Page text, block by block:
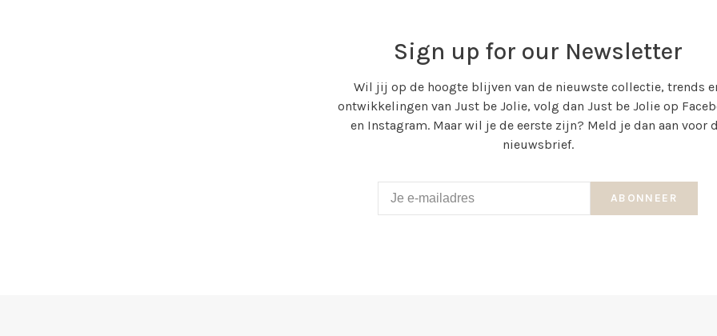
Sign up for our Newsletter
Wil jij op de hoogte blijven van de nieuwste collectie, trends
ontwikkelingen van Just be Jolie, volg dan Just be Jolie op
en Instagram. Maar wil je de eerste zijn? Meld je dan aan voor
nieuwsbrief.
ABONNEER